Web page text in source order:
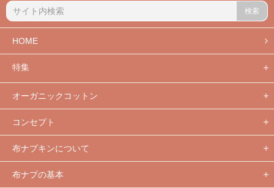
検索
HOME
特集
オーガニックコットン
コンセプト
布ナプキンについて
布ナプの基本